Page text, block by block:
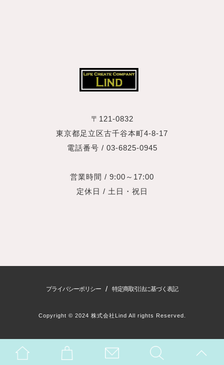
〒121-0832
東京都足立区古千谷本町4‐8‐17
電話番号 / 03-6825-0945
営業時間 / 9:00～17:00
定休日 / 土日・祝日
プライバシーポリシー / 特定商取引法に基づく表記
Copyright © 2024 株式会社Lind All rights Reserved.